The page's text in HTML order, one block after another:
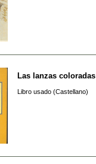
Las lanzas coloradas
Libro usado (Castellano)